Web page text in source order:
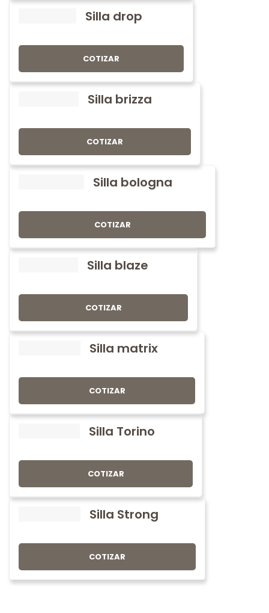
Silla drop
COTIZAR
Silla brizza
COTIZAR
Silla bologna
COTIZAR
Silla blaze
COTIZAR
Silla matrix
COTIZAR
Silla Torino
COTIZAR
Silla Strong
COTIZAR